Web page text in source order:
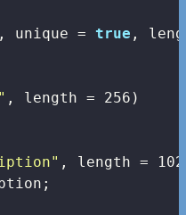
, unique = true ,
, length = 256 )
, length =